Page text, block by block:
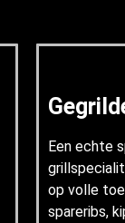
Een echte
op volle
spareribs,